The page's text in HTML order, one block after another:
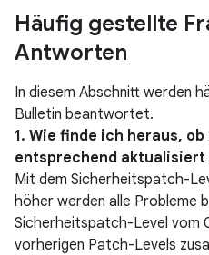
Häufig gestellte
Antworten
In diesem Abschnitt werden
Bulletin beantwortet.
1. Wie finde ich heraus,
entsprechend aktualisiert
Mit dem Sicherheitspatch-
höher werden alle Probleme
Sicherheitspatch-Level vom
vorherigen Patch-Levels